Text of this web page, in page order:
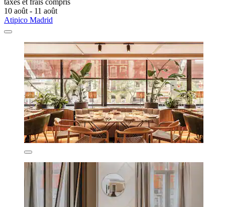
10 août - 11 août
Atipico Madrid